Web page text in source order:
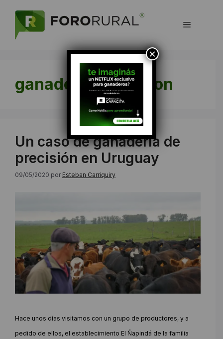
contenido
Menú
ganaderia-precision
Un caso de ganadería de
precisión en Uruguay
09/05/2020 por Esteban Carriquiry
Hace unos días visitamos con un grupo de productores, y a
pedido de ellos, el establecimiento El Ñapindá de la familia
×